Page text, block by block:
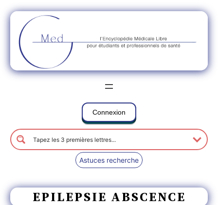
Connexion
Astuces recherche
EPILEPSIE ABSCENCE